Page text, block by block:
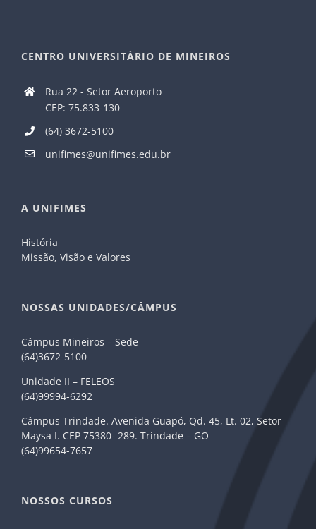
CENTRO UNIVERSITÁRIO DE MINEIROS
Rua 22 - Setor Aeroporto
CEP: 75.833-130
(64) 3672-5100
unifimes@unifimes.edu.br
A UNIFIMES
História
Missão, Visão e Valores
NOSSAS UNIDADES/CÂMPUS
Câmpus Mineiros – Sede
(64)3672-5100
Unidade II – FELEOS
(64)99994-6292
Câmpus Trindade. Avenida Guapó, Qd. 45, Lt. 02, Setor
Maysa I. CEP 75380- 289. Trindade – GO
(64)99654-7657
NOSSOS CURSOS